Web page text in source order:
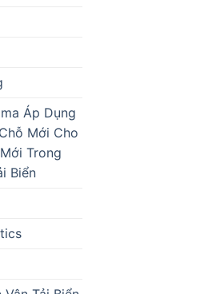
Áp Dụng
Mới Cho
Trong
Biển